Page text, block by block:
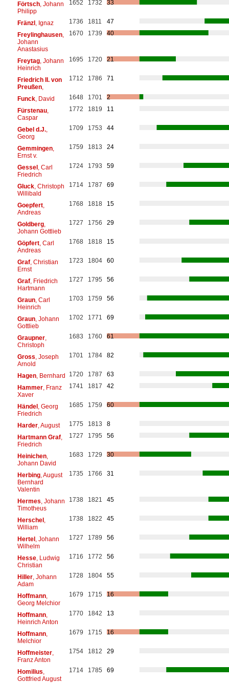
Förtsch, Johann
Philipp
1652 1732 33
Fränzl, Ignaz 1736 1811
47
Freylinghausen,
Johann
Anastasius
1670 1739 40
Freytag, Johann
Heinrich
1695 1720 21
Friedrich II. von
Preußen,
1712 1786 71
Funck, David 1648 1701
2
Fürstenau,
Caspar
1772 1819 11
Gebel d.J.,
Georg
1709 1753 44
Gemmingen,
Ernst v.
1759 1813 24
Gessel, Carl
Friedrich
1724 1793 59
Gluck, Christoph
Willibald
1714 1787 69
Goepfert,
Andreas
1768 1818 15
Goldberg,
Johann Gottlieb
1727 1756 29
Göpfert, Carl
Andreas
1768 1818 15
Graf, Christian
Ernst
1723 1804 60
Graf, Friedrich
Hartmann
1727 1795 56
Graun, Carl
Heinrich
1703 1759 56
Graun, Johann
Gottlieb
1702 1771 69
Graupner,
Christoph
1683 1760 61
Gross , Joseph
Arnold
1701 1784 82
Hagen, Bernhard 1720 1787
63
Hammer, Franz
Xaver
1741 1817 42
Händel, Georg
Friedrich
1685 1759 60
Harder, August 1775 1813
8
Hartmann Graf,
Friedrich
1727 1795 56
Heinichen,
Johann David
1683 1729 30
Herbing, August
Bernhard
Valentin
1735 1766 31
Hermes , Johann
Timotheus
1738 1821 45
Herschel,
William
1738 1822 45
Hertel, Johann
Wilhelm
1727 1789 56
Hesse, Ludwig
Christian
1716 1772 56
Hiller, Johann
Adam
1728 1804 55
Hoffmann,
Georg Melchior
1679 1715 16
Hoffmann,
Heinrich Anton
1770 1842 13
Hoffmann,
Melchior
1679 1715 16
Hoffmeister,
Franz Anton
1754 1812 29
Homilius
Gottfried August
1714 1785 69